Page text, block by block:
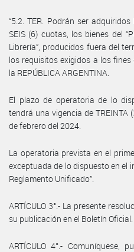
“5.2. TER. Podrán ser
SEIS (6) cuotas, los bienes del
Librería”, producidos fuera del
los requisitos exigidos a los
la REPÚBLICA ARGENTINA.
El plazo de operatoria de lo
tendrá una vigencia de
de febrero del 2024.
La operatoria prevista en el
exceptuada de lo dispuesto en el
Reglamento Unificado”.
ARTÍCULO 3°.- La presente
su publicación en el Boletín Oficial.
ARTÍCULO 4°.- Comuníquese,